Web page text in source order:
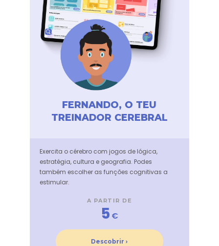
FERNANDO, O TEU
TREINADOR CEREBRAL
Exercita o cérebro com jogos de lógica,
estratégia, cultura e geografia. Podes
também escolher as funções cognitivas a
estimular.
A PARTIR DE
5 €
Descobrir ›